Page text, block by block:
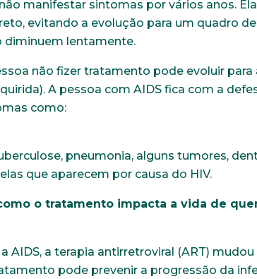
manifestar sintomas por vários anos.
evitando a evolução para um quadro de
diminuem lentamente.
não fizer tratamento pode evoluir para
A pessoa com AIDS fica com a
como:
pneumonia, alguns tumores,
que aparecem por causa do HIV.
o tratamento impacta a vida de
AIDS, a terapia antirretroviral (ART)
pode prevenir a progressão da
E-mail*
Feminino